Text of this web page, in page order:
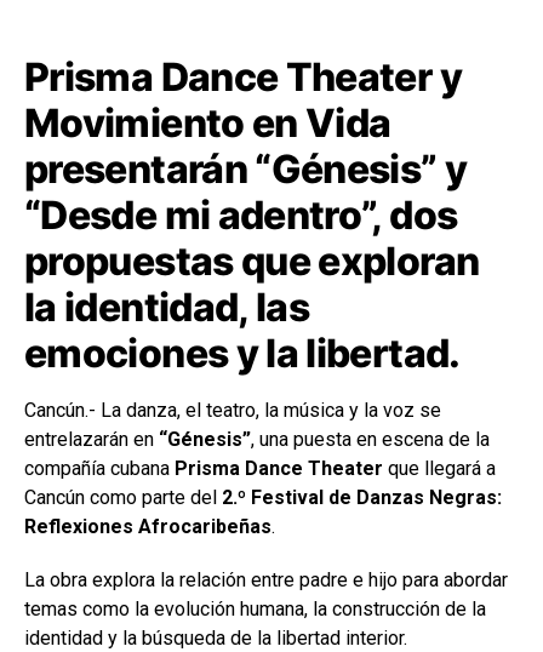
Prisma Dance Theater y
Movimiento en Vida
presentarán “Génesis” y
“Desde mi adentro”, dos
propuestas que exploran
la identidad, las
emociones y la libertad.
Cancún.- La danza, el teatro, la música y la voz se
entrelazarán en “Génesis”, una puesta en escena de la
compañía cubana Prisma Dance Theater que llegará a
Cancún como parte del 2.º Festival de Danzas Negras:
Reflexiones Afrocaribeñas.
La obra explora la relación entre padre e hijo para abordar
temas como la evolución humana, la construcción de la
identidad y la búsqueda de la libertad interior.